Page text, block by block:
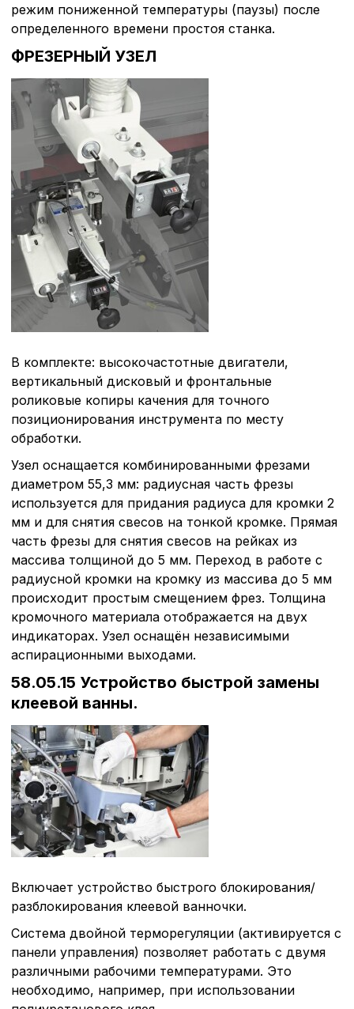
режим пониженной температуры (паузы) после
определенного времени простоя станка.
ФРЕЗЕРНЫЙ УЗЕЛ
В комплекте: высокочастотные двигатели,
вертикальный дисковый и фронтальные
роликовые копиры качения для точного
позиционирования инструмента по месту
обработки.
Узел оснащается комбинированными фрезами
диаметром 55,3 мм: радиусная часть фрезы
используется для придания радиуса для кромки 2
мм и для снятия свесов на тонкой кромке. Прямая
часть фрезы для снятия свесов на рейках из
массива толщиной до 5 мм. Переход в работе с
радиусной кромки на кромку из массива до 5 мм
происходит простым смещением фрез. Толщина
кромочного материала отображается на двух
индикаторах. Узел оснащён независимыми
аспирационными выходами.
58.05.15 Устройство быстрой замены
клеевой ванны.
Включает устройство быстрого блокирования/
разблокирования клеевой ванночки.
Система двойной терморегуляции (активируется с
панели управления) позволяет работать с двумя
различными рабочими температурами. Это
необходимо, например, при использовании
Политика в
файлов cookie
Вы можете настроить
типа «технические
без которых
функционирование
Ваш выбор настроек на
этого периода Сайт